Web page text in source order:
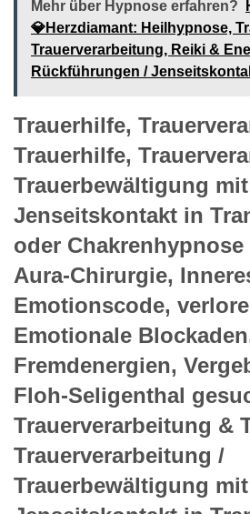
Mehr über Hypnose erfahren?
💎Herzdiamant: Heilhypnose,
Trauerverarbeitung, Reiki &
Rückführungen /
Trauerhilfe,
Trauerhilfe,
Trauerbewältigung mit
Jenseitskontakt in
oder Chakrenhypnose
Aura-Chirurgie,
Emotionscode,
Emotionale
Fremdenergien,
Floh-Seligenthal
Trauerverarbeitung &
Trauerverarbeitung /
Trauerbewältigung mit